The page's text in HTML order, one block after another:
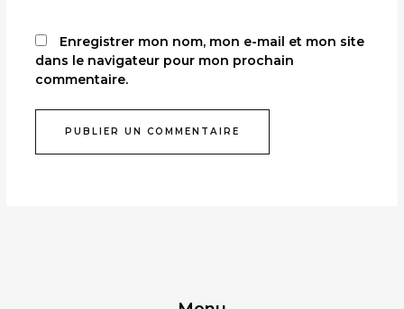
Enregistrer mon nom, mon e-mail et mon site
dans le navigateur pour mon prochain
commentaire.